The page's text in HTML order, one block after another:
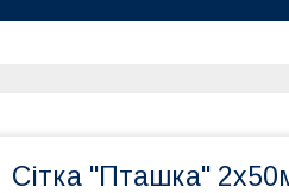
Сітка "Пташка"